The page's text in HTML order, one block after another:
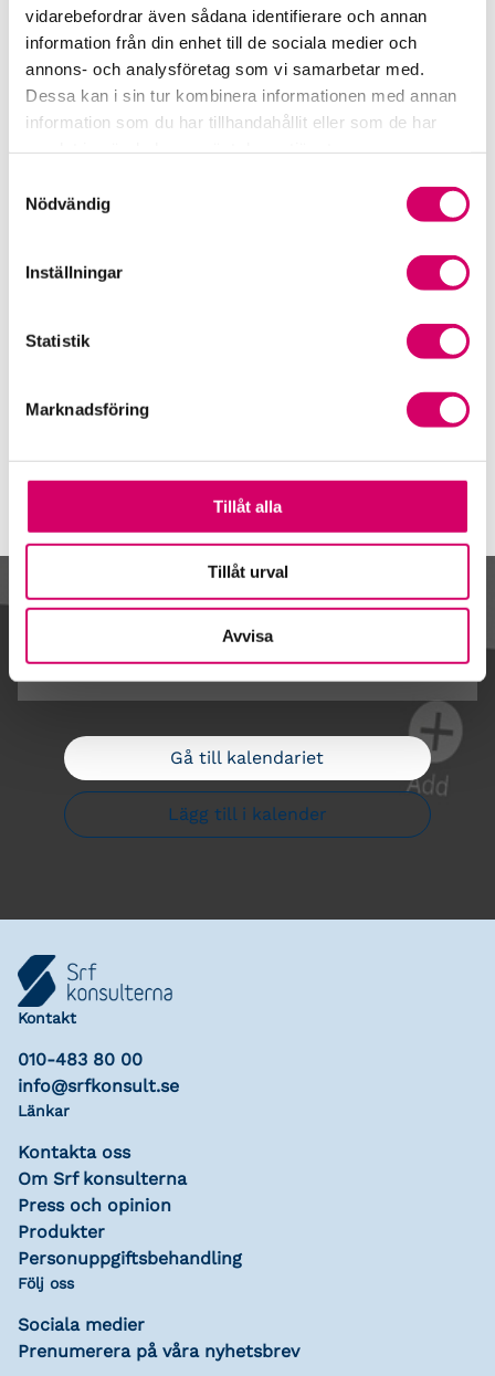
vidarebefordrar även sådana identifierare och annan
information från din enhet till de sociala medier och
annons- och analysföretag som vi samarbetar med.
Dessa kan i sin tur kombinera informationen med annan
information som du har tillhandahållit eller som de har
Nödvändig
Inställningar
Statistik
Marknadsföring
Tillåt alla
Tillåt urval
Avvisa
Viktiga dagar till din kalender
Kalendarium
Karriär för lönekonsulter
Validera lönekurser – för utbildningsleverantörer
Våra event och temadagar
Kalendarium
Gå till kalendariet
Lägg till i kalender
Kontakt
010-483 80 00
info@srfkonsult.se
Länkar
Kontakta oss
Om Srf konsulterna
Press och opinion
Produkter
Personuppgiftsbehandling
Följ oss
Sociala medier
Prenumerera på våra nyhetsbrev